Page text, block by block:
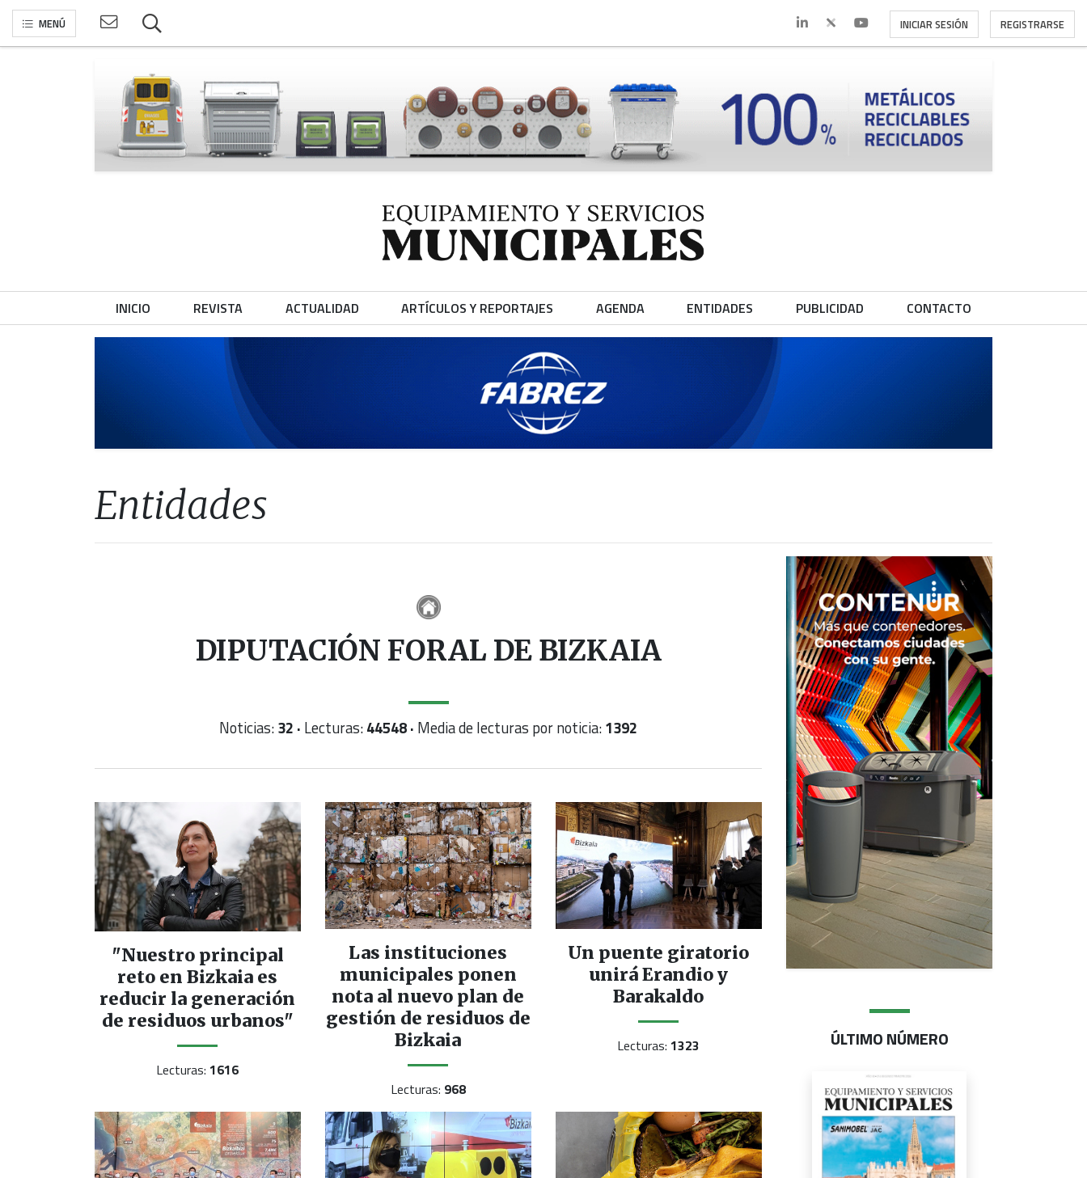
MENÚ INICIAR SESIÓN REGISTRARSE
INICIO REVISTA ACTUALIDAD ARTÍCULOS Y REPORTAJES AGENDA ENTIDADES PUBLICIDAD CONTACTO
Entidades
DIPUTACIÓN FORAL DE BIZKAIA
Noticias:32 · Lecturas:44548 · Media de lecturas por noticia:1392
"Nuestro principal
reto en Bizkaia es
reducir la generación
de residuos urbanos"
Lecturas:1616
Las instituciones
municipales ponen
nota al nuevo plan de
gestión de residuos de
Bizkaia
Lecturas: 968
Un puente giratorio
unirá Erandio y
Barakaldo
Lecturas:1323 ÚLTIMO NÚMERO